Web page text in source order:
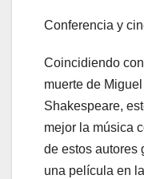
Conferencia y
Coincidiendo
muerte de
Shakespeare,
mejor la música
de estos autores
una película en